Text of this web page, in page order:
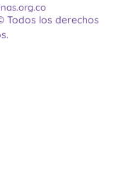
Todos los derechos